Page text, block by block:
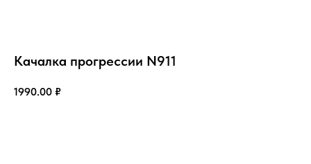
Качалка прогрессии N911
1990.00 ₽